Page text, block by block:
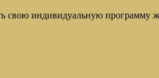
свою индивидуальную программу